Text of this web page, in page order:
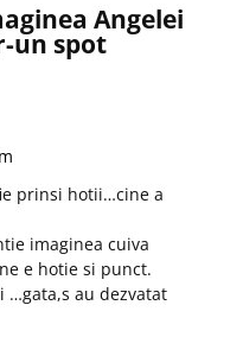
Angelei
un spot
prinsi hotii…cine a
imaginea cuiva
e hotie si punct.
…gata,s au dezvatat